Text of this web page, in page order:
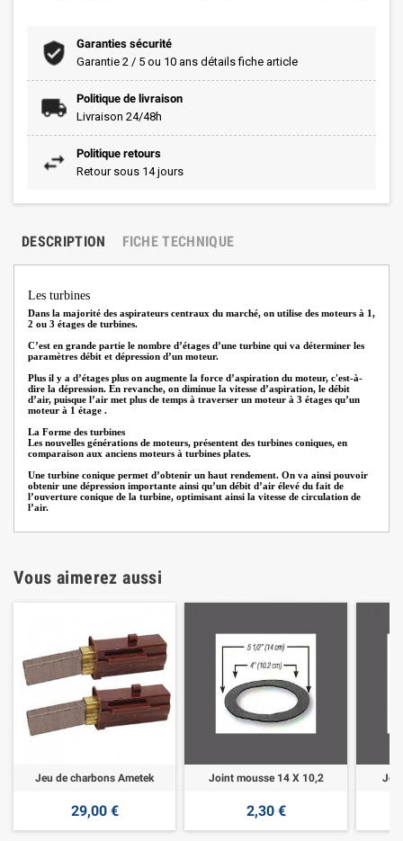
Garanties sécurité
Garantie 2 / 5 ou 10 ans détails fiche article
Politique de livraison
Livraison 24/48h
Politique retours
Retour sous 14 jours
DESCRIPTION FICHE TECHNIQUE
Les turbines
Dans la majorité des aspirateurs centraux du marché, on utilise des moteurs à 1,
2 ou 3 étages de turbines.
C’est en grande partie le nombre d’étages d’une turbine qui va déterminer les
paramètres débit et dépression d’un moteur.
Plus il y a d’étages plus on augmente la force d’aspiration du moteur, c'est-à-
dire la dépression. En revanche, on diminue la vitesse d’aspiration, le débit
d’air, puisque l’air met plus de temps à traverser un moteur à 3 étages qu’un
moteur à 1 étage .
La Forme des turbines
Les nouvelles générations de moteurs, présentent des turbines coniques, en
comparaison aux anciens moteurs à turbines plates.
Une turbine conique permet d’obtenir un haut rendement. On va ainsi pouvoir
obtenir une dépression importante ainsi qu’un débit d’air élevé du fait de
l’ouverture conique de la turbine, optimisant ainsi la vitesse de circulation de
l’air.
Vous aimerez aussi
Jeu de charbons Ametek
29,00 €
Joint mousse 14 X 10,2
2,30 €